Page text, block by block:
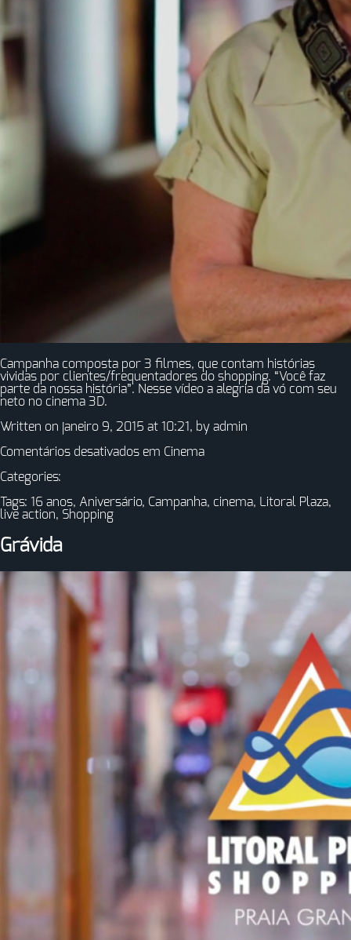
Campanha composta por 3 filmes, que contam histórias
vividas por clientes/frequentadores do shopping. “Você faz
parte da nossa história”. Nesse vídeo a alegria da vó com seu
neto no cinema 3D.
Written on janeiro 9, 2015 at 10:21, by admin
Comentários desativados em Cinema
Categories:
Tags: 16 anos, Aniversário, Campanha, cinema, Litoral Plaza,
live action, Shopping
Grávida